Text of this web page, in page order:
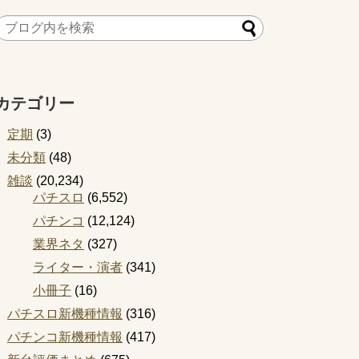
テゴリー
定期 (3)
未分類 (48)
雑談 (20,234)
パチスロ (6,552)
パチンコ (12,124)
業界ネタ (327)
ライター・演者 (341)
小冊子 (16)
パチスロ新機種情報 (316)
パチンコ新機種情報 (417)